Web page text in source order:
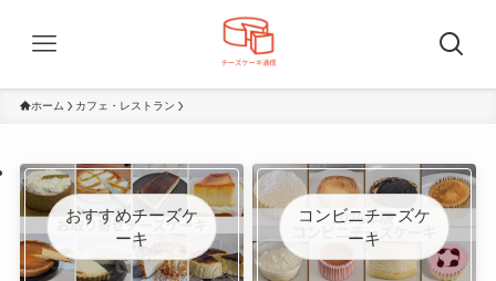
ホーム カフェ・レストラン
おすすめチーズケ
ーキ
コンビニチーズケ
ーキ